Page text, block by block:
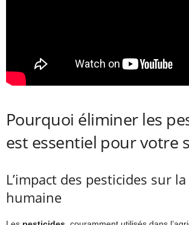
Pourquoi éliminer les
est essentiel pour votre
L’impact des pesticides sur
humaine